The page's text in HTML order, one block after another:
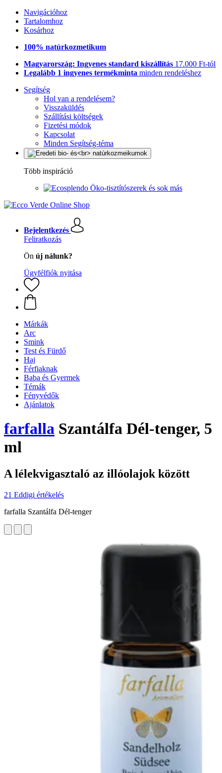
Navigációhoz
Tartalomhoz
Kosárhoz
100% natúrkozmetikum
Magyarország: Ingyenes standard kiszállítás 17.000 Ft-tól
Legalább 1 ingyenes termékminta minden rendeléshez
Segítség
Hol van a rendelésem?
Visszaküldés
Szállítási költségek
Fizetési módok
Kapcsolat
Minden Segítség-téma
Több inspiráció
Öko-tisztítószerek és sok más
Bejelentkezés
Feliratkozás
Ön új nálunk?
Ügyfélfiók nyitása
Márkák
Arc
Smink
Test és Fürdő
Haj
Férfiaknak
Baba és Gyermek
Témák
Fényvédők
Ajánlatok
farfalla Szantálfa Dél-tenger, 5
ml
A lélekvigasztaló az illóolajok között
21 Eddigi értékelés
farfalla Szantálfa Dél-tenger